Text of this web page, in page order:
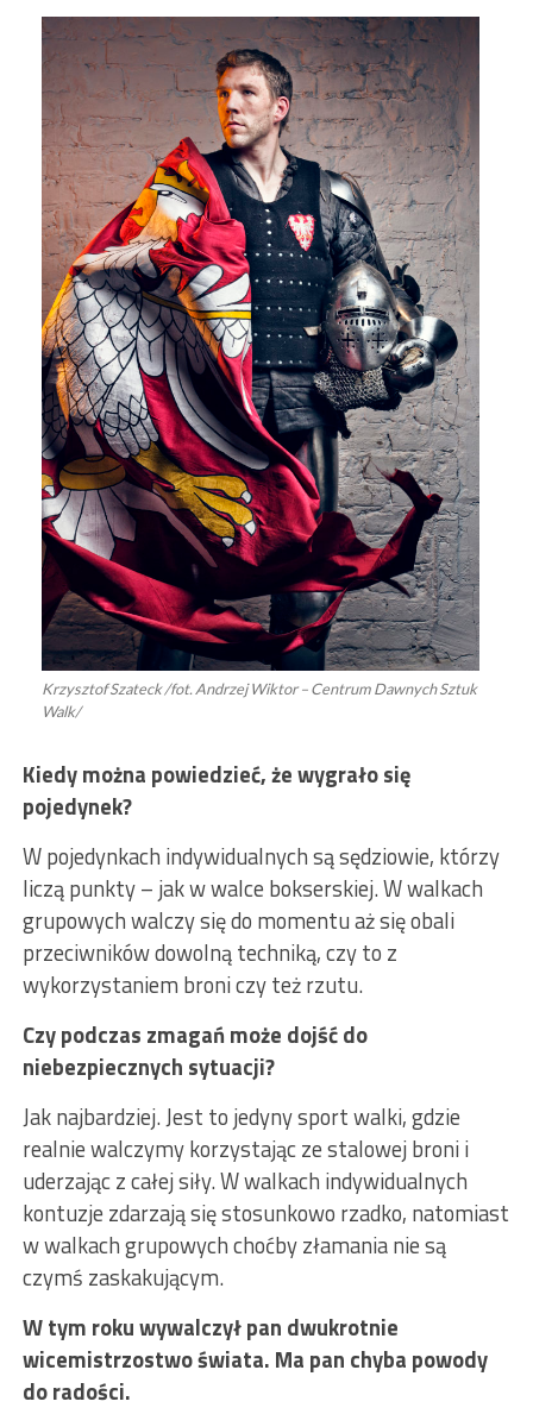
Krzysztof Szateck /fot. Andrzej Wiktor – Centrum Dawnych Sztuk
Walk/
Kiedy można powiedzieć, że wygrało się
pojedynek?
W pojedynkach indywidualnych są sędziowie, którzy
liczą punkty – jak w walce bokserskiej. W walkach
grupowych walczy się do momentu aż się obali
przeciwników dowolną techniką, czy to z
wykorzystaniem broni czy też rzutu.
Czy podczas zmagań może dojść do
niebezpiecznych sytuacji?
Jak najbardziej. Jest to jedyny sport walki, gdzie
realnie walczymy korzystając ze stalowej broni i
uderzając z całej siły. W walkach indywidualnych
kontuzje zdarzają się stosunkowo rzadko, natomiast
w walkach grupowych choćby złamania nie są
czymś zaskakującym.
W tym roku wywalczył pan dwukrotnie
wicemistrzostwo świata. Ma pan chyba powody
do radości.